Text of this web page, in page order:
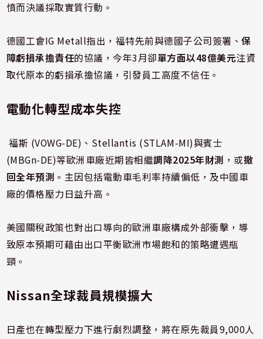
憤而決議採取實質行動。
德國工會IG Metall指出，福特先前與德國子公司簽署、保
障虧損承擔責任的協議，今年3月卻單方面以48億美元注資
取代原本的虧損承擔協議，引發員工高度不信任。
電動化轉型成本失控
福斯 (VOWG-DE)、Stellantis (STLAM-MI)與賓士
(MBGn-DE)等歐洲車廠近期皆相繼調降2025年財測 ，或撤
回全年預測 。主因包括電動車毛利率持續偏低，及中國車
廠的價格壓力日益升高。
美國關稅政策也對出口導向的歐洲車廠構成外部衝擊，導
致原本預期可藉由出口平衡歐洲市場飽和的策略遭遇瓶
頸。
Nissan全球裁員規模擴大
日產也在轉型壓力下進行劇烈調整，將在原先裁員9,000人